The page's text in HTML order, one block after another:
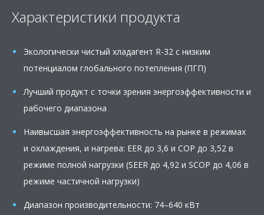
Характеристики продукта
Экологически чистый хладагент R-32 с низким
потенциалом глобального потепления (ПГП)
Лучший продукт с точки зрения энергоэффективности и
рабочего диапазона
Наивысшая энергоэффективность на рынке в режимах
и охлаждения, и нагрева: EER до 3,6 и COP до 3,52 в
режиме полной нагрузки (SEER до 4,92 и SCOP до 4,06 в
режиме частичной нагрузки)
Диапазон производительности: 74–640 кВт